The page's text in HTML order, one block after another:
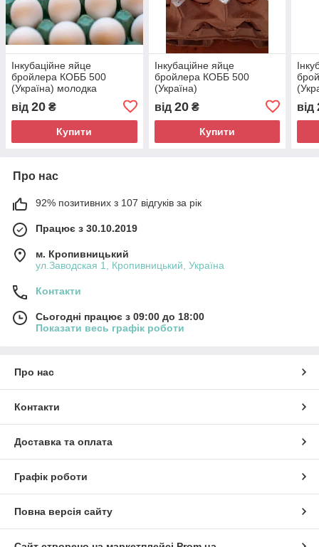
Інкубаційне яйце
бройлера КОББ 500
(Україна) молодка
від 20 ₴
Купити
Інкубаційне яйце
бройлера КОББ 500
(Україна)
від 20₴
Купити
від
Про нас
92% позитивних з 107 відгуків за рік
Працює з 30.10.2019
м. Кропивницький
ул.Заводская 1, Кропивницький, Україна
Контакти
Сьогодні працює з 09:00 до 18:00
Показати весь графік роботи
Про нас
Контакти
Доставка та оплата
Графік роботи
Повна версія сайту